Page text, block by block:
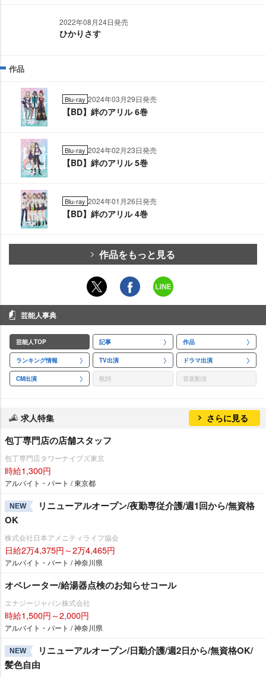
2022年08月24日発売
ひかりさす
作品
Blu-ray 2024年03月29日発売
【BD】絆のアリル 6巻
Blu-ray 2024年02月23日発売
【BD】絆のアリル 5巻
Blu-ray 2024年01月26日発売
【BD】絆のアリル 4巻
作品をもっと見る
芸能人事典
芸能人TOP 記事 作品
ランキング情報 TV出演 ドラマ出演
CM出演 歌詞 音楽配信
求人特集 さらに見る
包丁専門店の店舗スタッフ
包丁専門店タワーナイブズ東京
時給1,300円
アルバイト・パート / 東京都
NEW
リニューアルオープン/夜勤専従介護/週1回から/無資格
OK
株式会社日本アメニティライフ協会
日給2万4,375円～2万4,465円
アルバイト・パート / 神奈川県
オペレーター/給湯器点検のお知らせコール
エナジージャパン株式会社
時給1,500円～2,000円
アルバイト・パート / 神奈川県
NEW
リニューアルオープン/日勤介護/週2日から/無資格OK/
髪色自由